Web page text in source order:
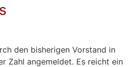
den bisherigen Vorstand in
Zahl angemeldet. Es reicht ein